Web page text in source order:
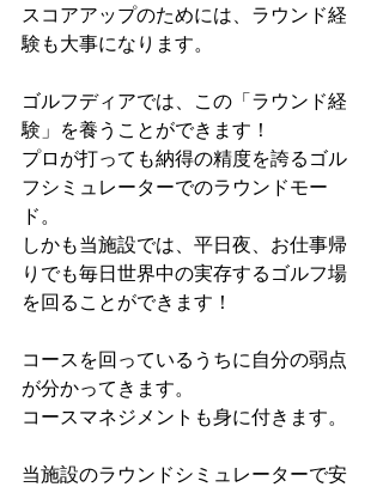
スコアアップのためには、ラウンド経
験も大事になります。
ゴルフディアでは、この「ラウンド経
験」を養うことができます！
プロが打っても納得の精度を誇るゴル
フシミュレーターでのラウンドモー
ド。
しかも当施設では、平日夜、お仕事帰
りでも毎日世界中の実存するゴルフ場
を回ることができます！
コースを回っているうちに自分の弱点
が分かってきます。
コースマネジメントも身に付きます。
当施設のラウンドシミュレーターで安